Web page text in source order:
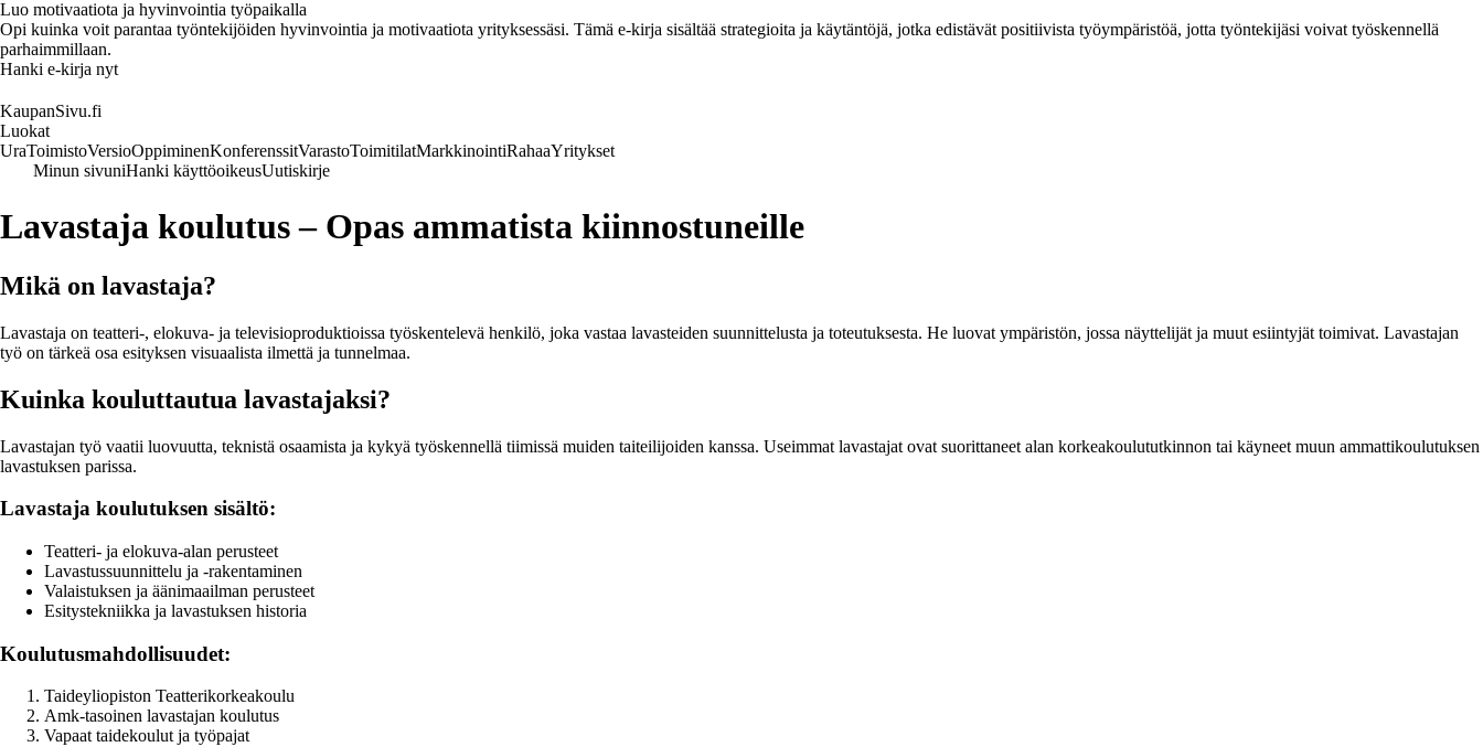
Luo motivaatiota ja hyvinvointia työpaikalla
Opi kuinka voit parantaa työntekijöiden hyvinvointia ja motivaatiota yrityksessäsi. Tämä e-kirja sisältää strategioita ja käytäntöjä, jotka edistävät positiivista työympäristöä, jotta työntekijäsi voivat työskennellä
parhaimmillaan.
Hanki e-kirja nyt
KaupanSivu.fi
Luokat
UraToimistoVersioOppiminenKonferenssitVarastoToimitilatMarkkinointiRahaaYritykset
Minun sivuniHanki käyttöoikeusUutiskirje
Lavastaja koulutus – Opas ammatista kiinnostuneille
Mikä on lavastaja?
Lavastaja on teatteri-, elokuva- ja televisioproduktioissa työskentelevä henkilö, joka vastaa lavasteiden suunnittelusta ja toteutuksesta. He luovat ympäristön, jossa näyttelijät ja muut esiintyjät toimivat. Lavastajan
työ on tärkeä osa esityksen visuaalista ilmettä ja tunnelmaa.
Kuinka kouluttautua lavastajaksi?
Lavastajan työ vaatii luovuutta, teknistä osaamista ja kykyä työskennellä tiimissä muiden taiteilijoiden kanssa. Useimmat lavastajat ovat suorittaneet alan korkeakoulututkinnon tai käyneet muun ammattikoulutuksen
lavastuksen parissa.
Lavastaja koulutuksen sisältö:
Teatteri- ja elokuva-alan perusteet
Lavastussuunnittelu ja -rakentaminen
Valaistuksen ja äänimaailman perusteet
Esitystekniikka ja lavastuksen historia
Koulutusmahdollisuudet:
Taideyliopiston Teatterikorkeakoulu
Amk-tasoinen lavastajan koulutus
Vapaat taidekoulut ja työpajat